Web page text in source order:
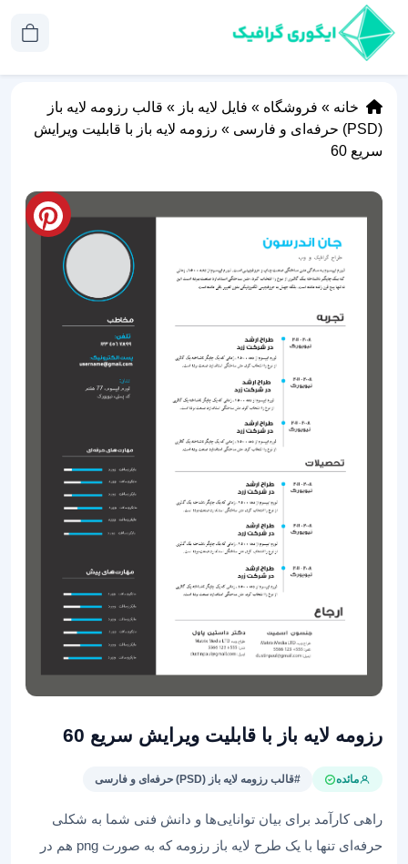
خانه » فروشگاه » فایل لایه باز » قالب رزومه لایه باز
(PSD) حرفه‌ای و فارسی
» رزومه لایه باز با قابلیت ویرایش
سریع 60
رزومه لایه باز با قابلیت ویرایش سریع 60
مائده #قالب رزومه لایه باز (PSD) حرفه‌ای و فارسی
راهی کارآمد برای بیان توانایی‌ها و دانش فنی شما به شکلی
حرفه‌ای تنها با یک طرح لایه باز رزومه که به صورت png هم در